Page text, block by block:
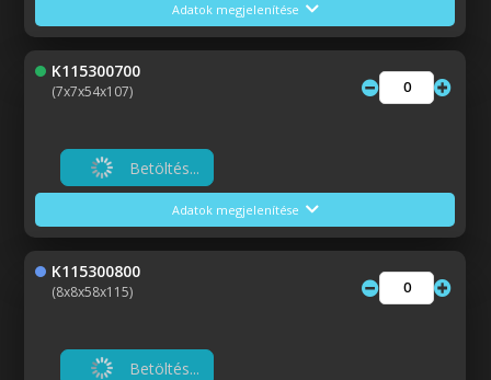
Adatok megjelenítése
K115300700
(7x7x54x107)
Betöltés...
Adatok megjelenítése
K115300800
(8x8x58x115)
Betöltés...